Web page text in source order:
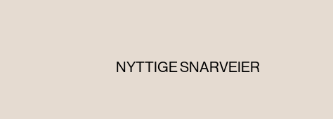
NYTTIGE SNARVEIER